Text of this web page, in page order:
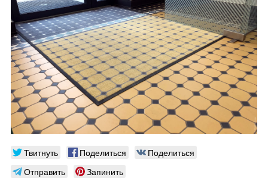
Твитнуть Поделиться
Поделиться
Отправить
Запинить